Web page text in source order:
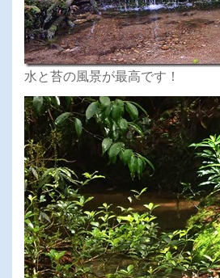
水と苔の風景が最高です！